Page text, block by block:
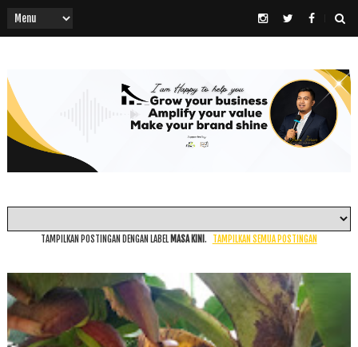
TAMPILKAN POSTINGAN DENGAN LABEL MASA KINI. TAMPILKAN SEMUA POSTINGAN